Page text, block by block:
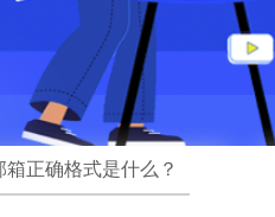
正确格式是什么？